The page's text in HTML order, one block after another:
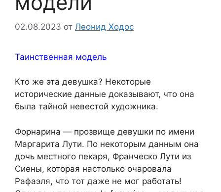
02.08.2023 от Леонид Ходос
Таинственная модель
Кто же эта девушка? Некоторые
исторические данные доказывают, что она
была тайной невестой художника.
Форнарина — прозвище девушки по имени
Маргарита Лути. По некоторым данным она
дочь местного пекаря, Франческо Лути из
Сиены, которая настолько очаровала
Рафаэля, что тот даже не мог работать!